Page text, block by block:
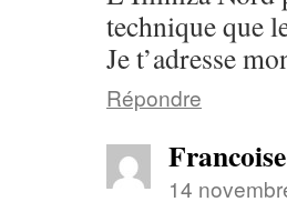
technique que
Je t’adresse
Répondre
Francoise
14